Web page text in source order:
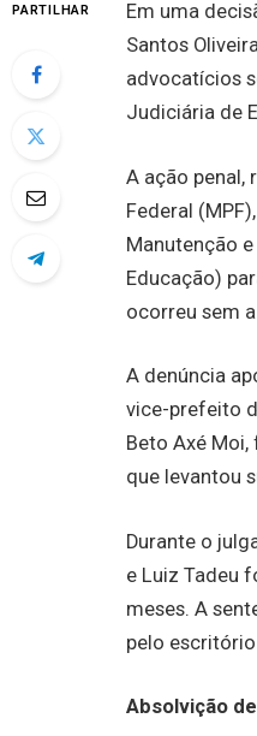
PARTILHAR
Em uma
Santos
advocatícios
Judiciária de
A ação penal,
Federal
Manutenção
Educação)
ocorreu sem
A denúncia
vice-prefeito
Beto Axé
que levantou
Durante o
e Luiz Tadeu
meses. A
pelo
Absolvição